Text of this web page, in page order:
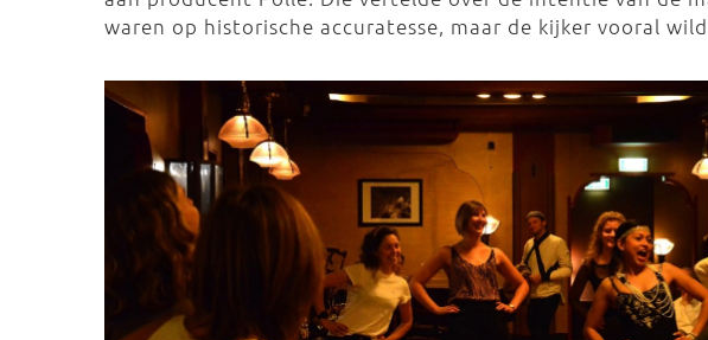
waren op historische accuratesse, maar de kijker vooral